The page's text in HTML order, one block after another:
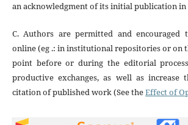
an acknowledgment of its initial publication
C. Authors are permitted and
online (eg .: in institutional repositories or on
point before or during the editorial
productive exchanges, as well as increase
citation of published work (See theEffect of